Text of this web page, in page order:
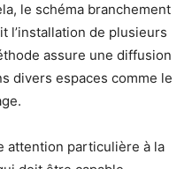
le schéma branchement
l’installation de plusieurs
assure une diffusion
divers espaces comme le
attention particulière à la